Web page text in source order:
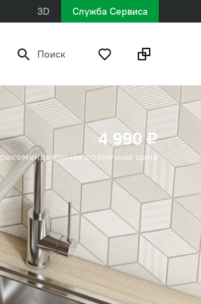
3D Служба Сервиса
Поиск
4 990 ₽
рекомендованная розничная цена